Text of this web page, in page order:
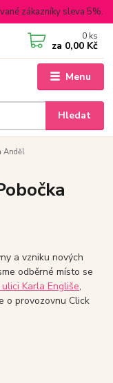
zákazníky sleva 5%.
Menu
Hledat
0 ks
za 0,00 Kč
Anděl
a vzniku nových
odběrné místo se
Karla Engliše,
o provozovnu Click